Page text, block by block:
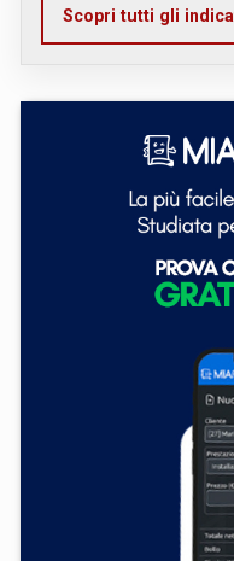
Scopri tutti gli